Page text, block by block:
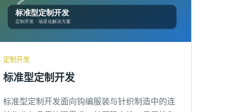
定制开发
标准型定制开发
标准型定制开发面向钩编服装与针织制造中的连